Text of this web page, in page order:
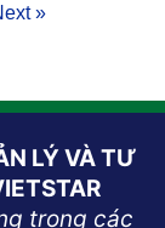
»
LÝ VÀ TƯ
trong các